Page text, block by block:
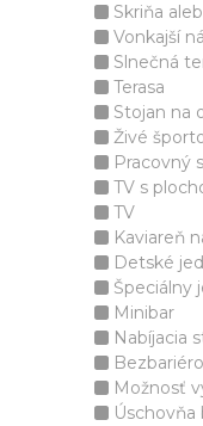
Skriňa
Vonkajší
Slnečná
Terasa
Stojan na
Živé
Pracovný
TV s
TV
Kaviareň
Detské
Špeciálny
Minibar
Nabíjacia
Možnosť
Úschovňa